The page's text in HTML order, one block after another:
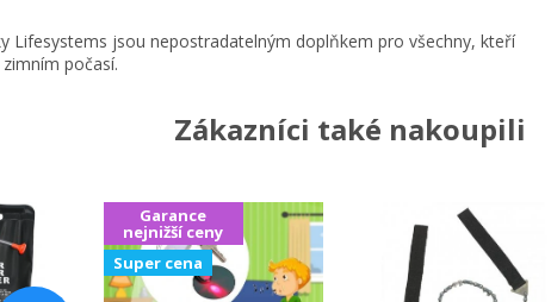
Lifesystems jsou nepostradatelným doplňkem pro všechny, kteří
počasí.
Zákazníci také nakoupili
Garance
nejnižší ceny
Super cena